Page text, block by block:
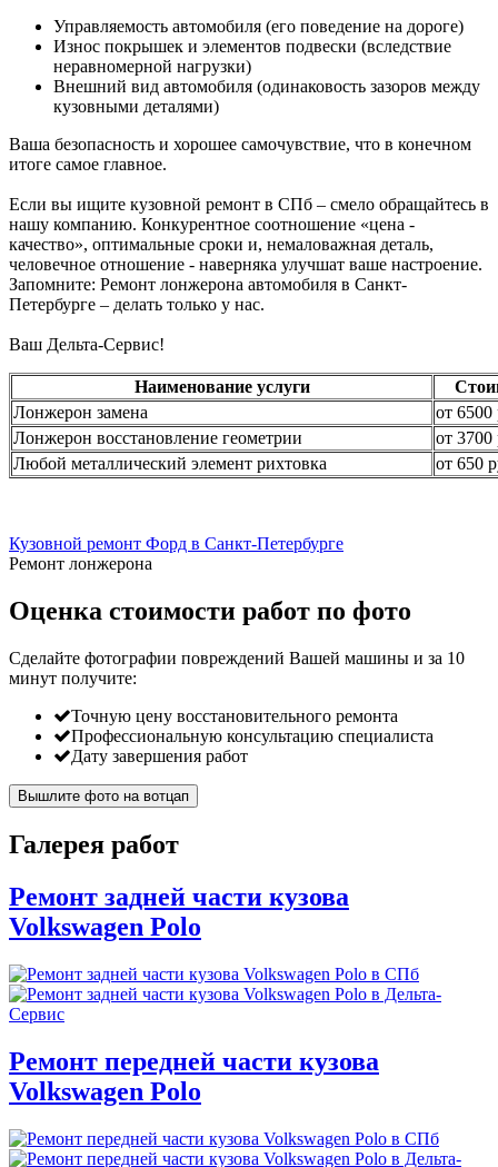
Управляемость автомобиля (его поведение на дороге)
Износ покрышек и элементов подвески (вследствие
неравномерной нагрузки)
Внешний вид автомобиля (одинаковость зазоров между
кузовными деталями)
Ваша безопасность и хорошее самочувствие, что в конечном
итоге самое главное.
Если вы ищите кузовной ремонт в СПб – смело обращайтесь в
нашу компанию. Конкурентное соотношение «цена -
качество», оптимальные сроки и, немаловажная деталь,
человечное отношение - наверняка улучшат ваше настроение.
Запомните: Ремонт лонжерона автомобиля в Санкт-
Петербурге – делать только у нас.
Ваш Дельта-Сервис!
Наименование услуги
Лонжерон замена
от 6500
Лонжерон восстановление геометрии
от 3700
Любой металлический элемент рихтовка
от 650
Кузовной ремонт Форд в Санкт-Петербурге
Ремонт лонжерона
Оценка стоимости работ по фото
Сделайте фотографии повреждений Вашей машины и за 10
минут получите:
Точную цену восстановительного ремонта
Профессиональную консультацию специалиста
Дату завершения работ
Вышлите фото на вотцап
Галерея работ
Ремонт задней части кузова
Volkswagen Polo
Ремонт передней части кузова
Volkswagen Polo